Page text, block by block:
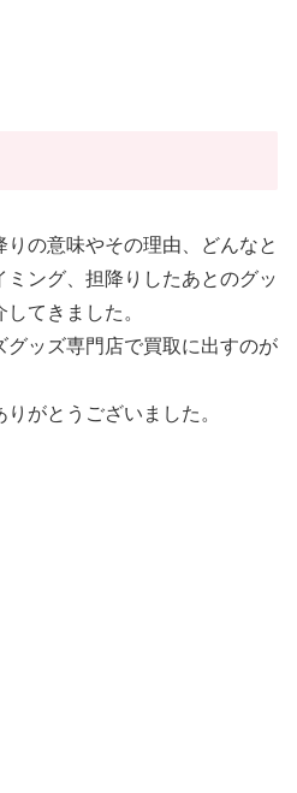
の意味やその理由、どんなと
ミング、担降りしたあとのグッ
てきました。
ッズ専門店で買取に出すのが
がとうございました。